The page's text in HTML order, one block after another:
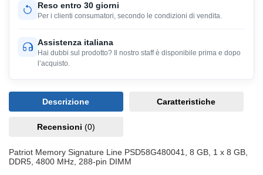
Reso entro 30 giorni
Per i clienti consumatori, secondo le condizioni di vendita.
Assistenza italiana
Hai dubbi sul prodotto? Il nostro staff è disponibile prima e dopo
l’acquisto.
Descrizione Caratteristiche
Recensioni (0)
Patriot Memory Signature Line PSD58G480041, 8 GB, 1 x 8 GB,
DDR5, 4800 MHz, 288-pin DIMM